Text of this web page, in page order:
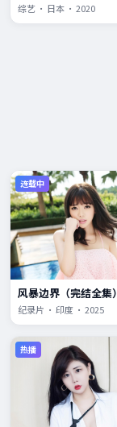
综艺 · 日本 · 2020
连载中
风暴边界（完结全集）
纪录片 · 印度 · 2025
热播